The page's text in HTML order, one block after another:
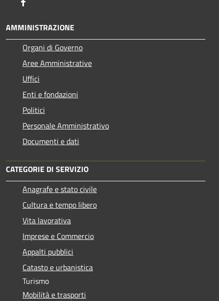
AMMINISTRAZIONE
Organi di Governo
Aree Amministrative
Uffici
Enti e fondazioni
Politici
Personale Amministrativo
Documenti e dati
CATEGORIE DI SERVIZIO
Anagrafe e stato civile
Cultura e tempo libero
Vita lavorativa
Imprese e Commercio
Appalti pubblici
Catasto e urbanistica
Turismo
Mobilità e trasporti